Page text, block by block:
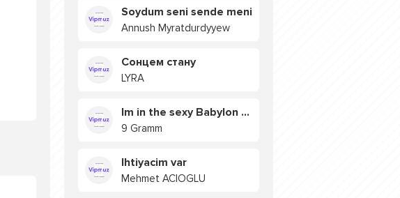
Soydum seni sende meni
Annush Myratdurdyyew
Сонцем стану
LYRA
Im in the sexy Babylon БУЯ
9 Gramm
Ihtiyacim var
Mehmet ACIOGLU